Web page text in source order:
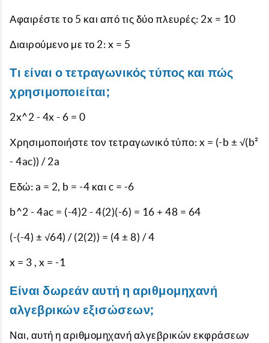
Αφαιρέστε το 5 και από τις δύο πλευρές: 2x = 10
Διαιρούμενο με το 2: x = 5
Τι είναι ο τετραγωνικός τύπος και πώς
χρησιμοποιείται;
2x^2 - 4x - 6 = 0
Χρησιμοποιήστε τον τετραγωνικό τύπο: x = (-b ± √(b²
- 4ac)) / 2a
Εδώ: a = 2, b = -4 και c = -6
b^2 - 4ac = (-4)2 - 4(2)(-6) = 16 + 48 = 64
(-(-4) ± √64) / (2(2)) = (4 ± 8) / 4
x = 3 , x = -1
Είναι δωρεάν αυτή η αριθμομηχανή
αλγεβρικών εξισώσεων;
Ναι, αυτή η αριθμομηχανή αλγεβρικών εκφράσεων